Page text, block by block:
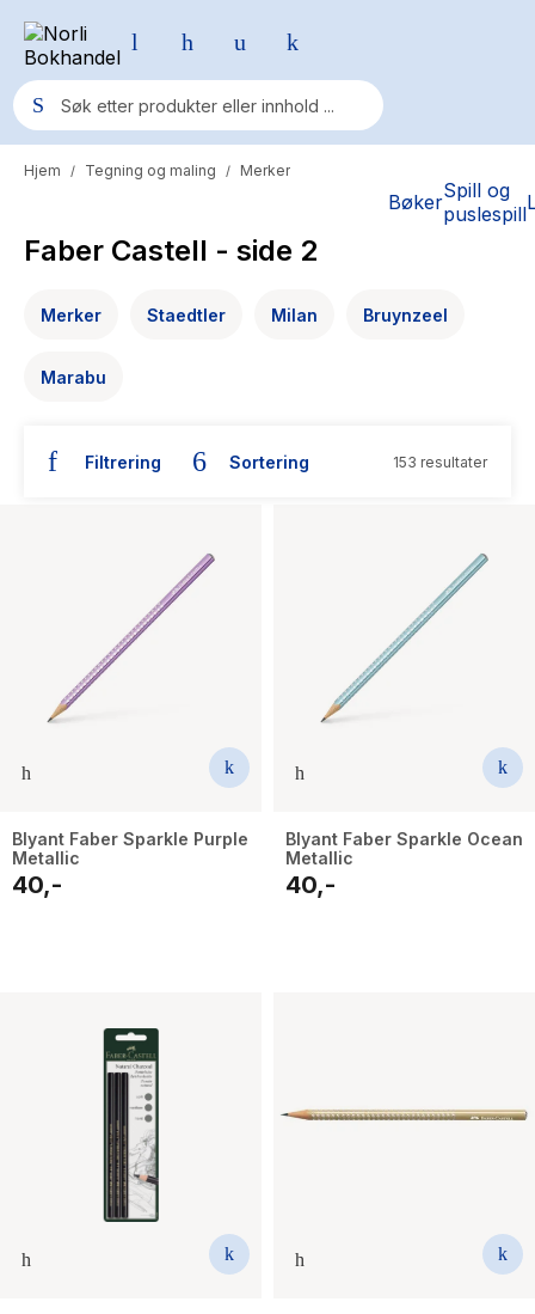
BøkerSpill og
puslespill
Populære søk
Fury Bound - Sable Sorensen
Hitster
Hjem / Tegning og maling / Merker
Faber Castell - side 2
Merker Staedtler Milan Bruynzeel
Marabu
Filtrering Sortering 153 resultater
Blyant Faber Sparkle Purple
Metallic
40,-
Blyant Faber Sparkle Ocean
Metallic
40,-